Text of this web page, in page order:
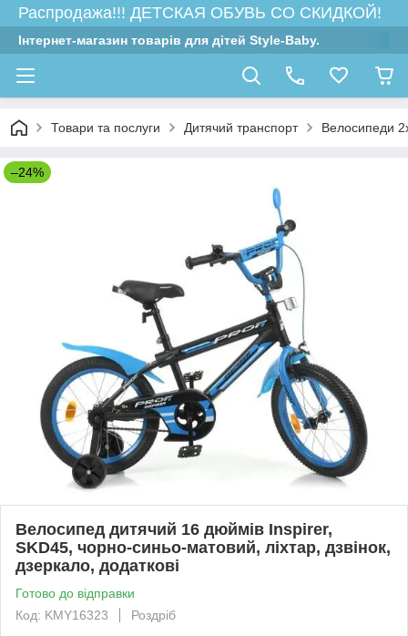
Распродажа!!! ДЕТСКАЯ ОБУВЬ СО СКИДКОЙ!
Інтернет-магазин товарів для дітей Style-Baby.
Товари та послуги Дитячий транспорт Велосипеди
–24%
Велосипед дитячий 16 дюймів Inspirer,
SKD45, чорно-синьо-матовий, ліхтар, дзвінок,
дзеркало, додаткові
Готово до відправки
Код: KMY16323
Роздріб